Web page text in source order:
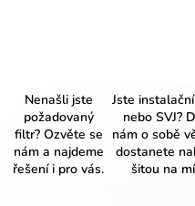
Nenašli jste
požadovaný
filtr? Ozvěte se
nám a najdeme
řešení i pro vás.
Jste
nebo SVJ?
nám o sobě
dostanete
šitou na